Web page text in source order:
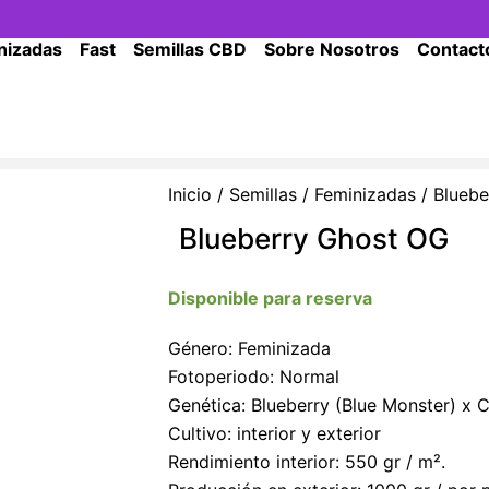
Fast Semillas CBD Sobre Nosotros
Inicio / Semillas/ Feminizadas/
Blueberry Ghost OG
Disponible para reserva
Género: Feminizada
Fotoperiodo: Normal
Genética: Blueberry (Blue Monster) x
Cultivo: interior y exterior
Rendimiento interior: 550 gr / m².